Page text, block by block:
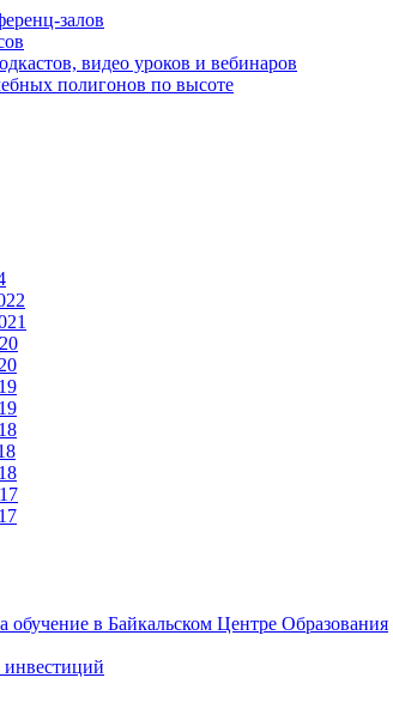
залов
видео уроков и вебинаров
полигонов по высоте
в Байкальском Центре Образования